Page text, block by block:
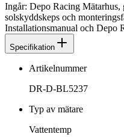
Ingår: Depo Racing
solskyddskeps och
Installationsmanual och Depo
Specifikation
Artikelnummer
DR-D-BL5237
Typ av mätare
Vattentemp